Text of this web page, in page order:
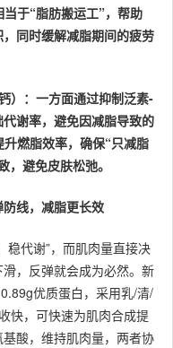
于“脂肪搬运工”，帮助
同时缓解减脂期间的疲劳
）：一方面通过抑制泛素-
谢率，避免因减脂导致的
燃脂效率，确保“只减脂
，避免皮肤松弛。
防线，减脂更长效
稳代谢”，而肌肉量直接决
，反弹就会成为必然。新
优质蛋白，采用乳/清/
快，可快速为肌肉合成提
酸，维持肌肉量，两者协